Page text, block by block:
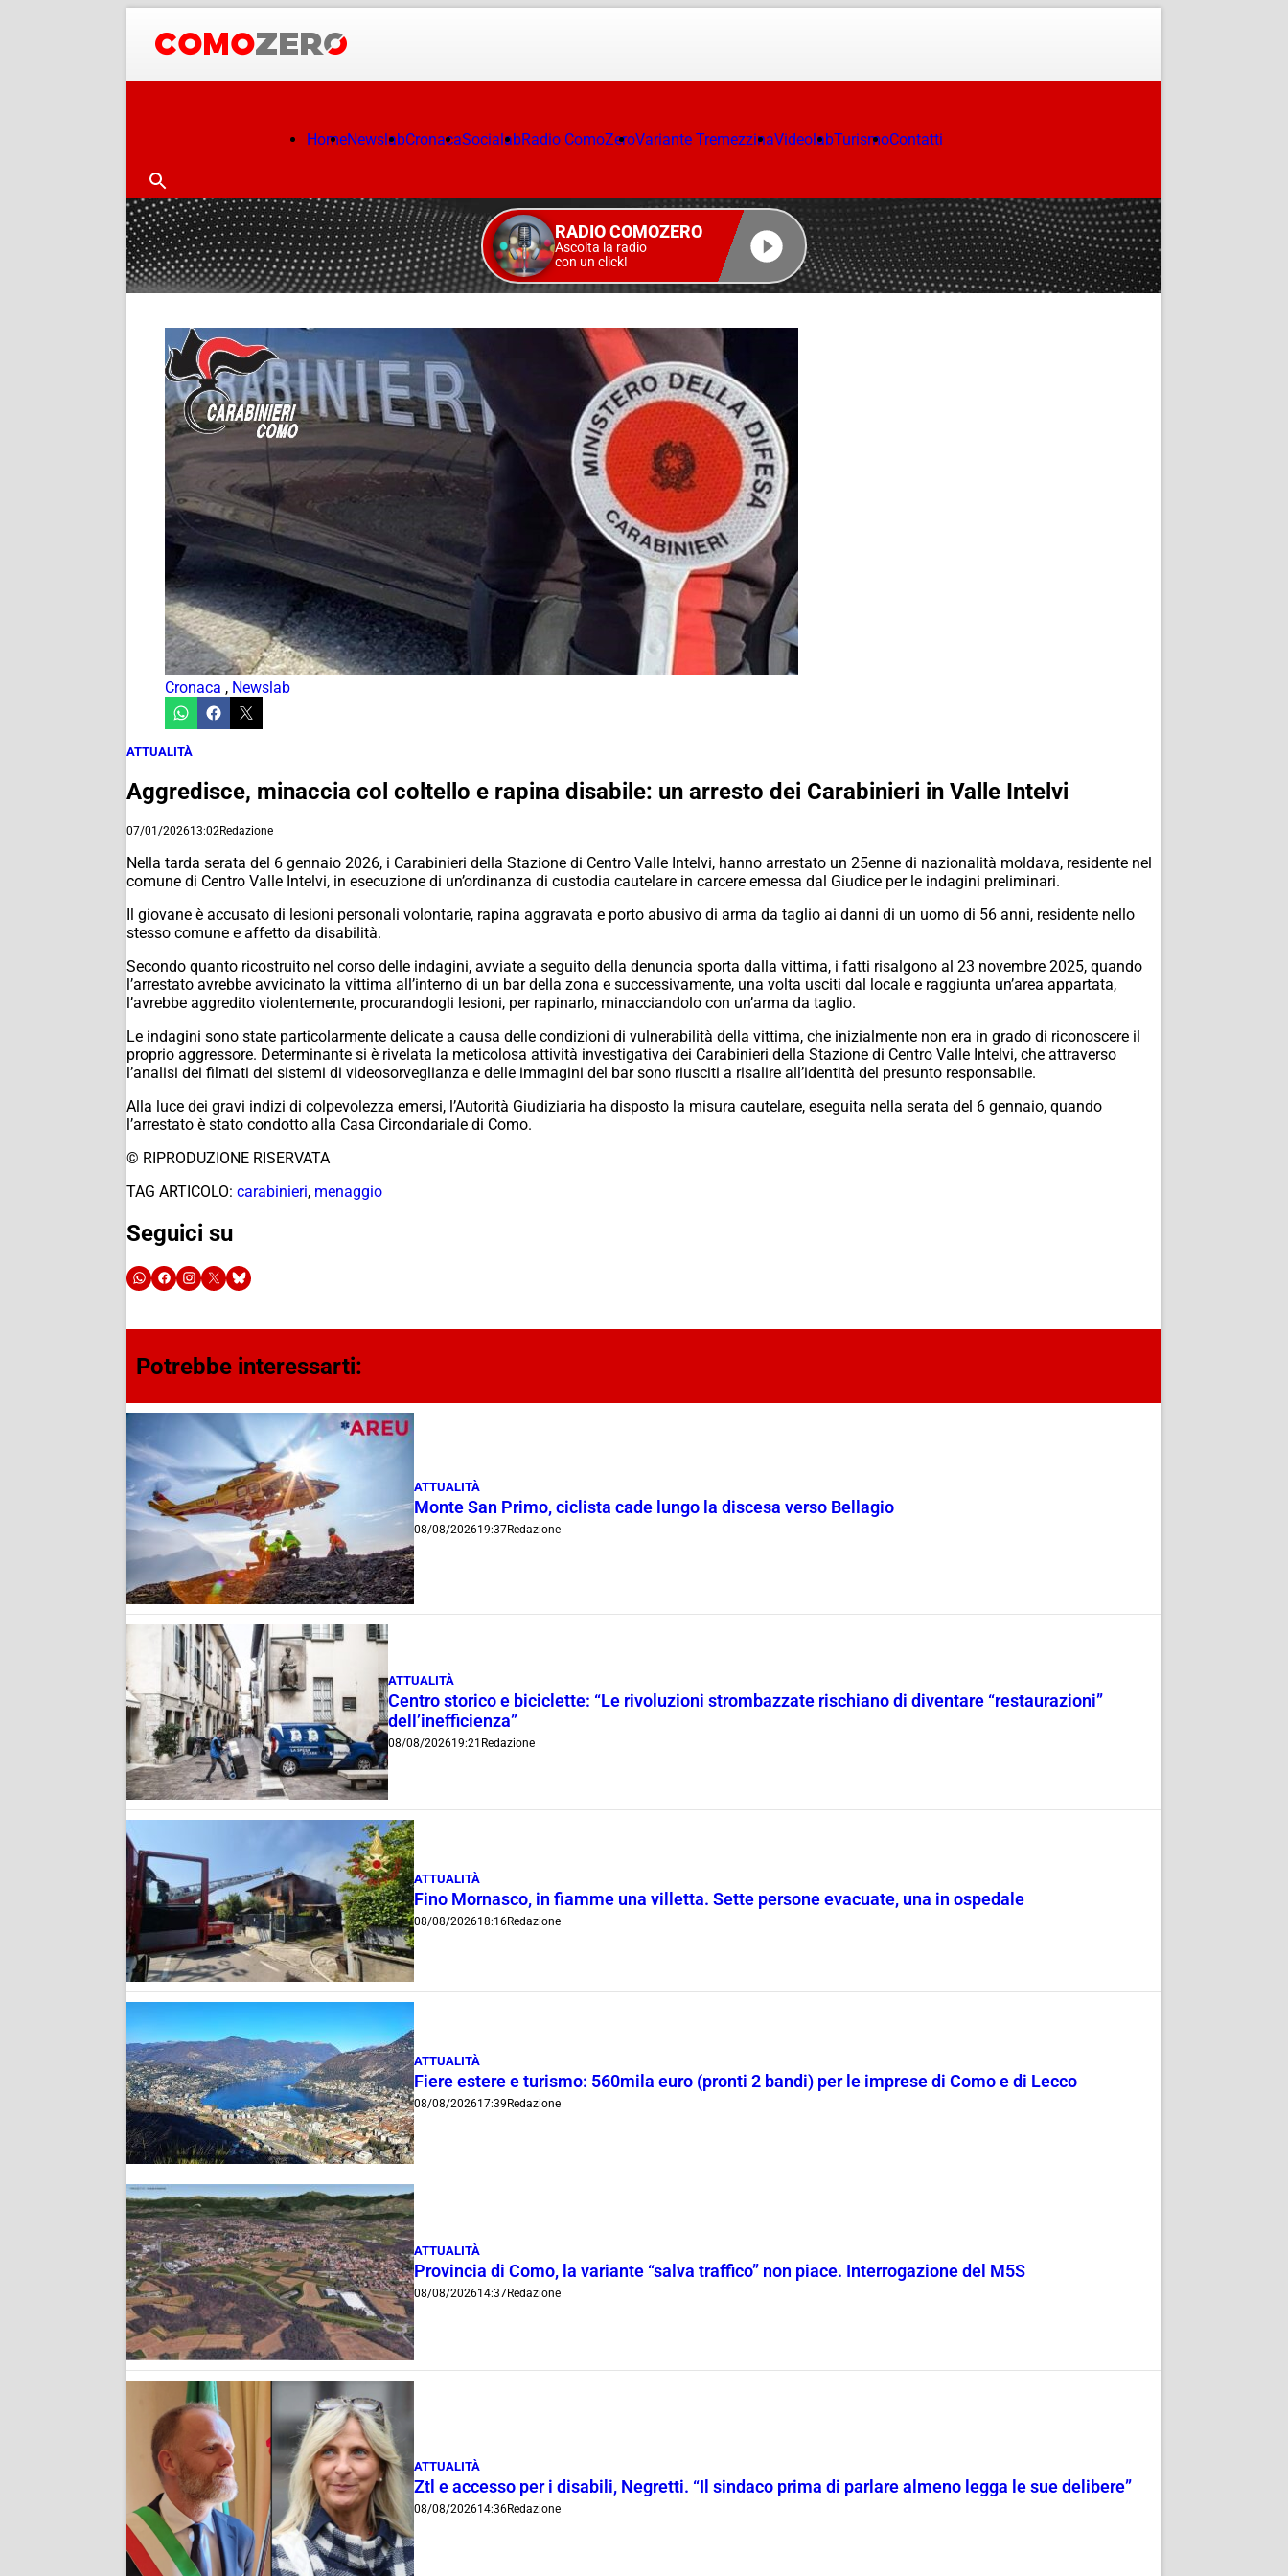
HomeNewslabCronacaSocialabRadio ComoZeroVariante TremezzinaVideolabTurismoContatti
RADIO COMOZERO
Ascolta la radio
con un click!
Cronaca , Newslab
ATTUALITÀ
Aggredisce, minaccia col coltello e rapina disabile: un arresto dei Carabinieri in Valle Intelvi
07/01/202613:02Redazione
Nella tarda serata del 6 gennaio 2026, i Carabinieri della Stazione di Centro Valle Intelvi, hanno arrestato un 25enne di nazionalità moldava, residente nel
comune di Centro Valle Intelvi, in esecuzione di un’ordinanza di custodia cautelare in carcere emessa dal Giudice per le indagini preliminari.
Il giovane è accusato di lesioni personali volontarie, rapina aggravata e porto abusivo di arma da taglio ai danni di un uomo di 56 anni, residente nello
stesso comune e affetto da disabilità.
Secondo quanto ricostruito nel corso delle indagini, avviate a seguito della denuncia sporta dalla vittima, i fatti risalgono al 23 novembre 2025, quando
l’arrestato avrebbe avvicinato la vittima all’interno di un bar della zona e successivamente, una volta usciti dal locale e raggiunta un’area appartata,
l’avrebbe aggredito violentemente, procurandogli lesioni, per rapinarlo, minacciandolo con un’arma da taglio.
Le indagini sono state particolarmente delicate a causa delle condizioni di vulnerabilità della vittima, che inizialmente non era in grado di riconoscere il
proprio aggressore. Determinante si è rivelata la meticolosa attività investigativa dei Carabinieri della Stazione di Centro Valle Intelvi, che attraverso
l’analisi dei filmati dei sistemi di videosorveglianza e delle immagini del bar sono riusciti a risalire all’identità del presunto responsabile.
Alla luce dei gravi indizi di colpevolezza emersi, l’Autorità Giudiziaria ha disposto la misura cautelare, eseguita nella serata del 6 gennaio, quando
l’arrestato è stato condotto alla Casa Circondariale di Como.
© RIPRODUZIONE RISERVATA
TAG ARTICOLO: carabinieri, menaggio
Seguici su
Potrebbe interessarti:
ATTUALITÀ
Monte San Primo, ciclista cade lungo la discesa verso Bellagio
08/08/202619:37Redazione
ATTUALITÀ
Centro storico e biciclette: “Le rivoluzioni strombazzate rischiano di diventare “restaurazioni”
dell’inefficienza”
08/08/202619:21 Redazione
ATTUALITÀ
Fino Mornasco, in fiamme una villetta. Sette persone evacuate, una in ospedale
08/08/202618:16Redazione
ATTUALITÀ
Fiere estere e turismo: 560mila euro (pronti 2 bandi) per le imprese di Como e di Lecco
08/08/202617:39 Redazione
ATTUALITÀ
Provincia di Como, la variante “salva traffico” non piace. Interrogazione del M5S
08/08/202614:37Redazione
ATTUALITÀ
Ztl e accesso per i disabili, Negretti. “Il sindaco prima di parlare almeno legga le sue delibere”
08/08/202614:36Redazione